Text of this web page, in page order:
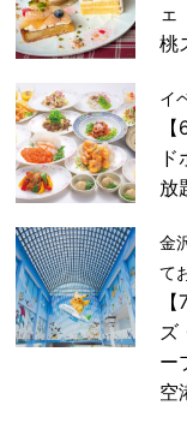
ェ
桃
イ
放
金
て
ズ
ー
空